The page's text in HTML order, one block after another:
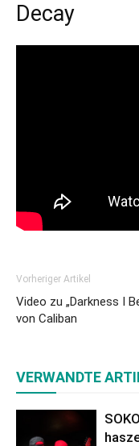
Decay
Vorheriger Artikel
Video zu „Darkness I
von Caliban
VERWANDTE